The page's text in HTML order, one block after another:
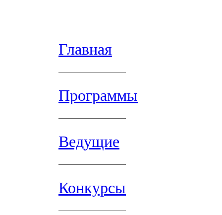
Главная
Программы
Ведущие
Конкурсы